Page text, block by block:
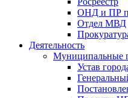
ОНД и ПР
Отдел МВД
Деятельность
Муниципальные
Устав